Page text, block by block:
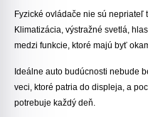
Fyzické ovládače nie sú nepriateľ
Klimatizácia, výstražné svetlá,
medzi funkcie, ktoré majú byť
Ideálne auto budúcnosti nebude
veci, ktoré patria do displeja, a
potrebuje každý deň.